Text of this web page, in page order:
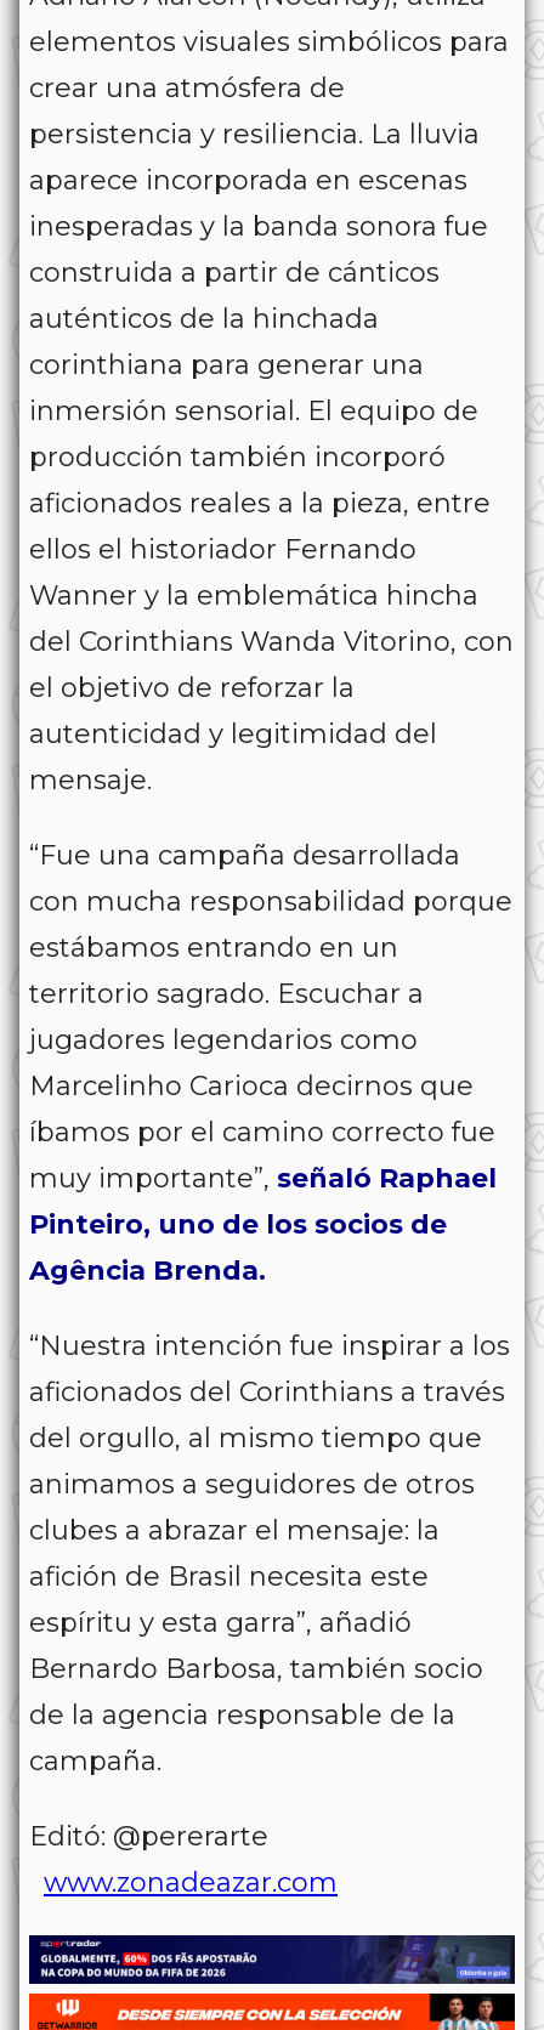
elementos visuales simbólicos para
crear una atmósfera de
persistencia y resiliencia. La lluvia
aparece incorporada en escenas
inesperadas y la banda sonora fue
construida a partir de cánticos
auténticos de la hinchada
corinthiana para generar una
inmersión sensorial. El equipo de
producción también incorporó
aficionados reales a la pieza, entre
ellos el historiador Fernando
Wanner y la emblemática hincha
del Corinthians Wanda Vitorino, con
el objetivo de reforzar la
autenticidad y legitimidad del
mensaje.
“Fue una campaña desarrollada
con mucha responsabilidad porque
estábamos entrando en un
territorio sagrado. Escuchar a
jugadores legendarios como
Marcelinho Carioca decirnos que
íbamos por el camino correcto fue
muy importante”, señaló Raphael
Pinteiro, uno de los socios de
Agência Brenda.
“Nuestra intención fue inspirar a los
aficionados del Corinthians a través
del orgullo, al mismo tiempo que
animamos a seguidores de otros
clubes a abrazar el mensaje: la
afición de Brasil necesita este
espíritu y esta garra”, añadió
Bernardo Barbosa, también socio
de la agencia responsable de la
campaña.
Editó: @pererarte
www.zonadeazar.com